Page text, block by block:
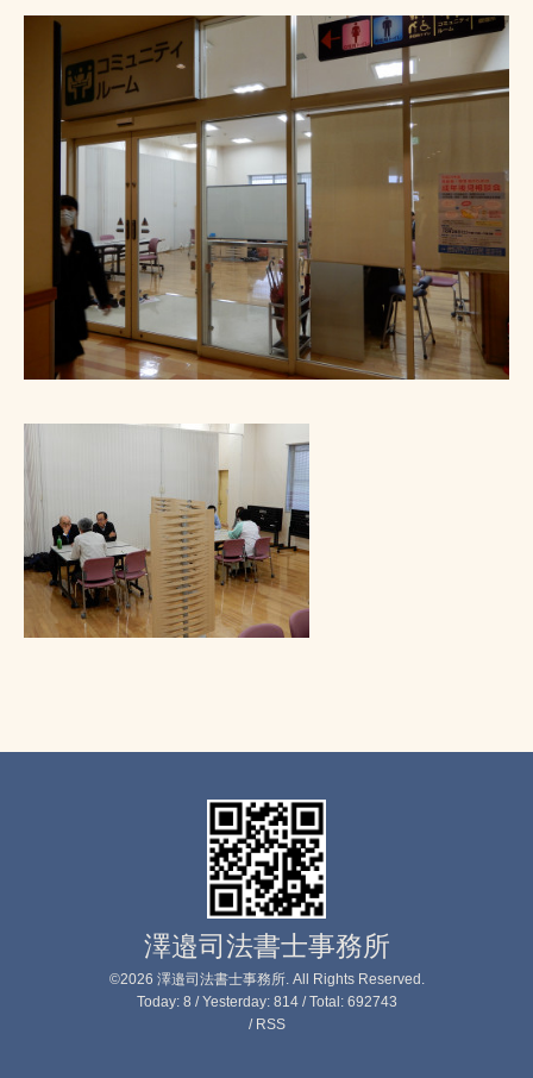
澤邉司法書士事務所
©2026 澤邉司法書士事務所. All Rights Reserved.
Today: 8 / Yesterday: 814/ Total: 692743
/ RSS